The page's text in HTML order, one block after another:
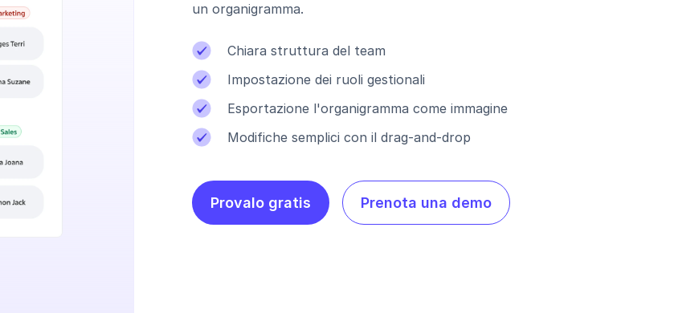
un organigramma.
Chiara struttura del team
Impostazione dei ruoli gestionali
Esportazione l'organigramma come immagine
Modifiche semplici con il drag-and-drop
Provalo gratis Prenota una demo